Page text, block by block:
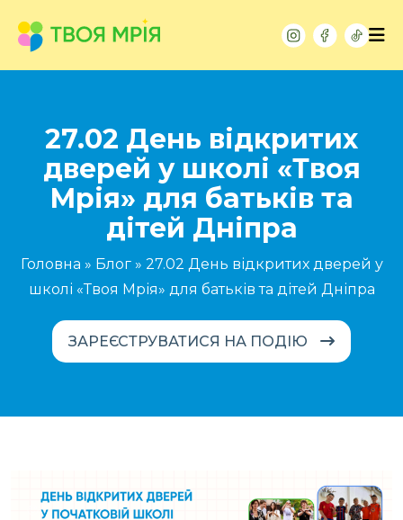
27.02 День відкритих
дверей у школі «Твоя
Мрія» для батьків та
дітей Дніпра
Головна » Блог» 27.02 День відкритих дверей у
школі «Твоя Мрія» для батьків та дітей Дніпра
ЗАРЕЄСТРУВАТИСЯ НА ПОДІЮ